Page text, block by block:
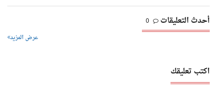
أحدث التعليقات 0
عرض المزيد
اكتب تعليقك